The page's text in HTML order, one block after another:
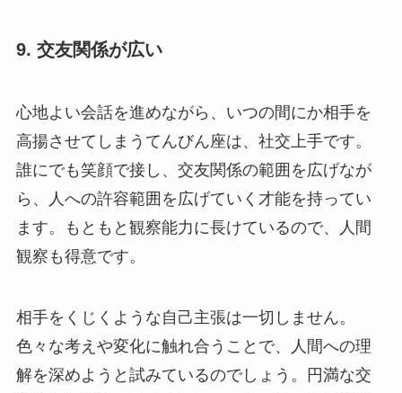
9. 交友関係が広い
心地よい会話を進めながら、いつの間にか相手を
高揚させてしまうてんびん座は、社交上手です。
誰にでも笑顔で接し、交友関係の範囲を広げなが
ら、人への許容範囲を広げていく才能を持ってい
ます。もともと観察能力に長けているので、人間
観察も得意です。
相手をくじくような自己主張は一切しません。
色々な考えや変化に触れ合うことで、人間への理
解を深めようと試みているのでしょう。円満な交